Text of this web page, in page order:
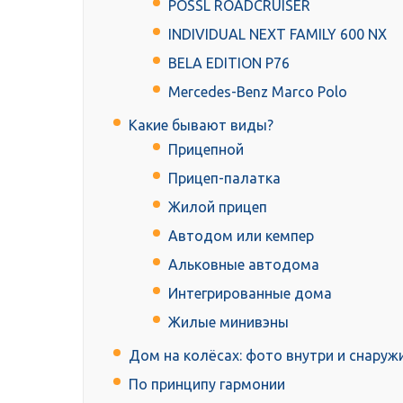
POSSL ROADCRUISER
INDIVIDUAL NEXT FAMILY 600 NX
BELA EDITION P76
Mercedes-Benz Marco Polo
Какие бывают виды?
Прицепной
Прицеп-палатка
Жилой прицеп
Автодом или кемпер
Альковные автодома
Интегрированные дома
Жилые минивэны
Дом на колёсах: фото внутри и
По принципу гармонии